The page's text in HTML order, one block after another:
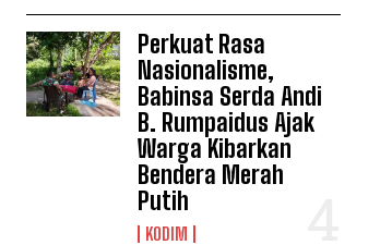
Perkuat Rasa
Nasionalisme,
Babinsa Serda Andi
B. Rumpaidus Ajak
Warga Kibarkan
Bendera Merah
Putih
KODIM